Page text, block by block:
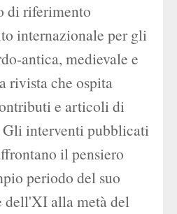
di riferimento
internazionale per gli
antica, medievale e
rivista che ospita
e articoli di
Gli interventi pubblicati
il pensiero
periodo del suo
dell'XI alla metà del